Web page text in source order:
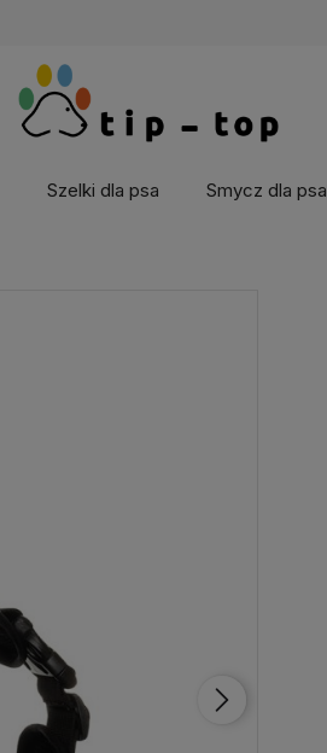
Szelki dla psa Smycz dla psa